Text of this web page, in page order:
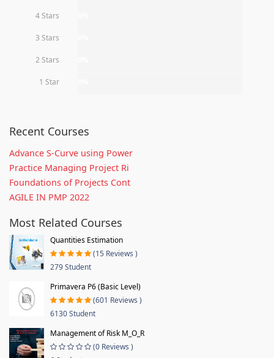
4 Stars
3 Stars
2 Stars
1 Star
Recent Courses
Advance S-Curve using Power
Practice Managing Project Ri
Foundations of Projects Cont
AGILE IN PMP 2022
Most Related Courses
Quantities Estimation
(15 Reviews )
279 Student
Primavera P6 (Basic Level)
(601 Reviews )
6130 Student
Management of Risk M_O_R
(0 Reviews )